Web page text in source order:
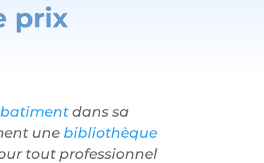
prix
dans sa
une bibliothèque
tout professionnel